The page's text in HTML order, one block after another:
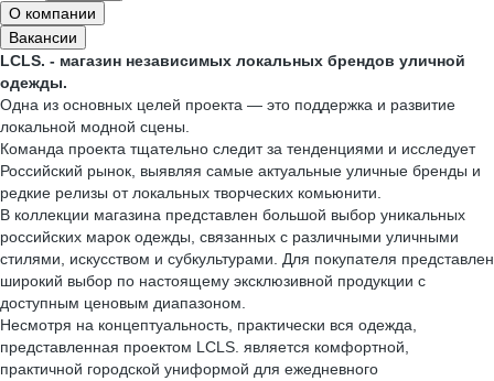
О компании
Вакансии
LCLS. - магазин независимых локальных брендов уличной
одежды.
Одна из основных целей проекта — это поддержка и развитие
локальной модной сцены.
Команда проекта тщательно следит за тенденциями и исследует
Российский рынок, выявляя самые актуальные уличные бренды и
редкие релизы от локальных творческих комьюнити.
В коллекции магазина представлен большой выбор уникальных
российских марок одежды, связанных с различными уличными
стилями, искусством и субкультурами. Для покупателя представлен
широкий выбор по настоящему эксклюзивной продукции с
доступным ценовым диапазоном.
Несмотря на концептуальность, практически вся одежда,
представленная проектом LCLS. является комфортной,
практичной городской униформой для ежедневного